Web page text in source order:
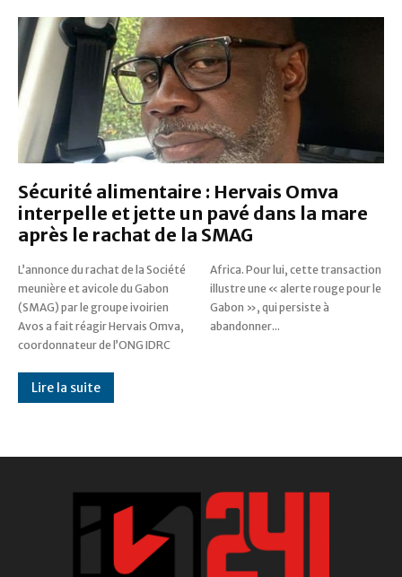
Sécurité alimentaire : Hervais Omva
interpelle et jette un pavé dans la mare
après le rachat de la SMAG
L’annonce du rachat de la Société
meunière et avicole du Gabon
(SMAG) par le groupe ivoirien
Avos a fait réagir Hervais Omva,
coordonnateur de l’ONG IDRC
Africa. Pour lui, cette transaction
illustre une « alerte rouge pour le
Gabon », qui persiste à
abandonner...
Lire la suite